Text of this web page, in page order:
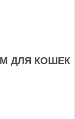
ДЛЯ КОШЕК